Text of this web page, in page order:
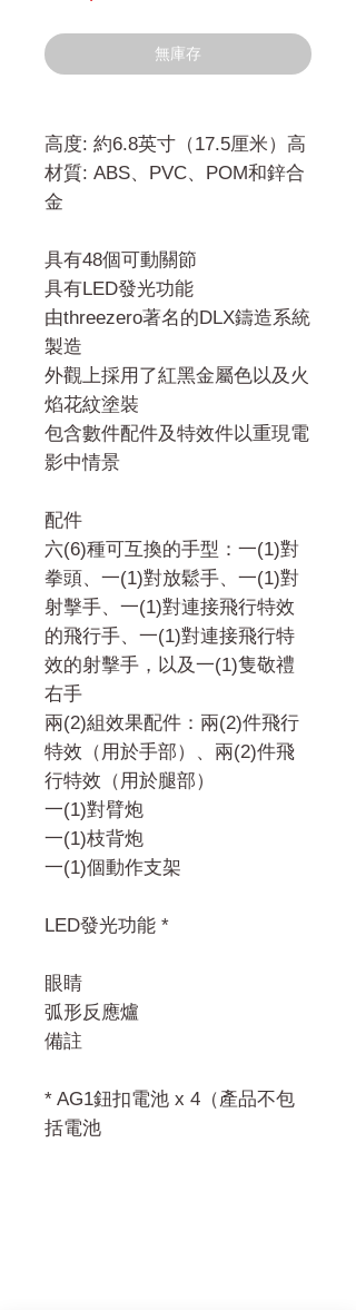
格
價
無庫存
高度: 約6.8英寸（17.5厘米）高
材質: ABS、PVC、POM和鋅合
金
具有48個可動關節
具有LED發光功能
由threezero著名的DLX鑄造系統
製造
外觀上採用了紅黑金屬色以及火
焰花紋塗裝
包含數件配件及特效件以重現電
影中情景
配件
六(6)種可互換的手型：一(1)對
拳頭、一(1)對放鬆手、一(1)對
射擊手、一(1)對連接飛行特效
的飛行手、一(1)對連接飛行特
效的射擊手，以及一(1)隻敬禮
右手
兩(2)組效果配件：兩(2)件飛行
特效（用於手部）、兩(2)件飛
行特效（用於腿部）
一(1)對臂炮
一(1)枝背炮
一(1)個動作支架
LED發光功能 *
眼睛
弧形反應爐
備註
* AG1鈕扣電池 x 4（產品不包
括電池